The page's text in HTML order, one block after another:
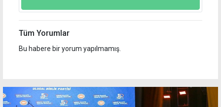
Tüm Yorumlar
Bu habere bir yorum yapılmamış.